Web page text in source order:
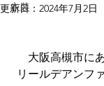
衣装
更新日： 2024年7月2日
大阪高槻市に
リールデアンフ